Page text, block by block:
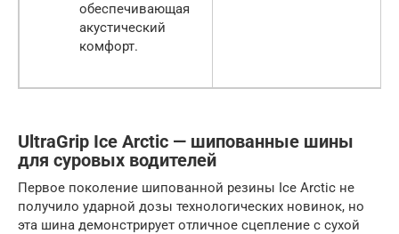
обеспечивающая
акустический
комфорт.
UltraGrip Ice Arctic — шипованные шины
для суровых водителей
Первое поколение шипованной резины Ice Arctic не
получило ударной дозы технологических новинок, но
эта шина демонстрирует отличное сцепление с сухой